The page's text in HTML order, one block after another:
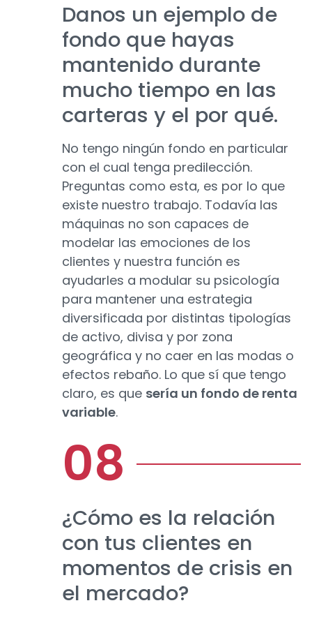
Danos un ejemplo de
fondo que hayas
mantenido durante
mucho tiempo en las
carteras y el por qué.
No tengo ningún fondo en particular
con el cual tenga predilección.
Preguntas como esta, es por lo que
existe nuestro trabajo. Todavía las
máquinas no son capaces de
modelar las emociones de los
clientes y nuestra función es
ayudarles a modular su psicología
para mantener una estrategia
diversificada por distintas tipologías
de activo, divisa y por zona
geográfica y no caer en las modas o
efectos rebaño. Lo que sí que tengo
claro, es que sería un fondo de renta
variable.
¿Cómo es la relación
con tus clientes en
momentos de crisis en
el mercado?